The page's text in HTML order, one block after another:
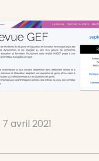
7 avril 2021